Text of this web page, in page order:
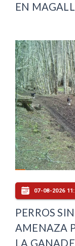
EN
07-08-2026
PERROS
AMENAZA
LA